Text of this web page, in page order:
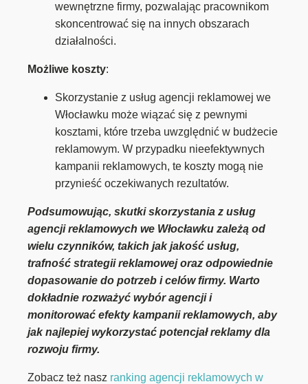
wewnętrzne firmy, pozwalając pracownikom
skoncentrować się na innych obszarach
działalności.
Możliwe koszty:
Skorzystanie z usług agencji reklamowej we
Włocławku może wiązać się z pewnymi
kosztami, które trzeba uwzględnić w budżecie
reklamowym. W przypadku nieefektywnych
kampanii reklamowych, te koszty mogą nie
przynieść oczekiwanych rezultatów.
Podsumowując, skutki skorzystania z usług
agencji reklamowych we Włocławku zależą od
wielu czynników, takich jak jakość usług,
trafność strategii reklamowej oraz odpowiednie
dopasowanie do potrzeb i celów firmy. Warto
dokładnie rozważyć wybór agencji i
monitorować efekty kampanii reklamowych, aby
jak najlepiej wykorzystać potencjał reklamy dla
rozwoju firmy.
Zobacz też nasz ranking agencji reklamowych w